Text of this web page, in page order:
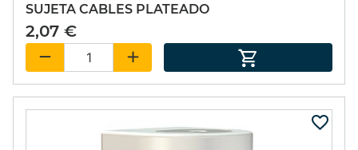
SUJETA CABLES PLATEADO
2,07 €